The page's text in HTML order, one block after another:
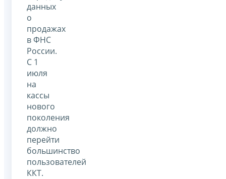
данных
о
продажах
в ФНС
России.
С 1
июля
на
кассы
нового
поколения
должно
перейти
большинство
пользователей
ККТ.